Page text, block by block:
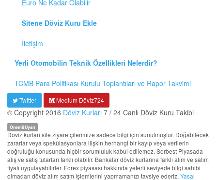
Euro Ne Kadar Olabilir
Sitene Döviz Kuru Ekle
İletişim
Yerli Otomobilin Teknik Özellikleri Nelerdir?
TCMB Para Politikası Kurulu Toplantıları ve Rapor Takvimi
Twitter Medium Döviz724
© Copyright 2016 Döviz Kurları 7 / 24 Canlı Döviz Kuru Takibi
Önemli Uyarı
Döviz kurları site ziyaretçilerimize sadece bilgi için sunulmuştur. Doğabilecek
zararlar veya spekülasyonlara ilişkin herhangi bir kayıp veya verilerin
doğruluğu konusunda hiçbir sorumluluk kabul edilemez. Serbest Piyasada
alış ve satış tutarları farklı olabilir. Bankalar döviz kurlarına farklı alım ve satım
fiyatı uygulayabilirler. Forex piyasası hakkında yeterli seviyede bilgi sahibi
olmadan döviz alım satım işlemlerini yapmamanızı tavsiye ederiz. Yasal